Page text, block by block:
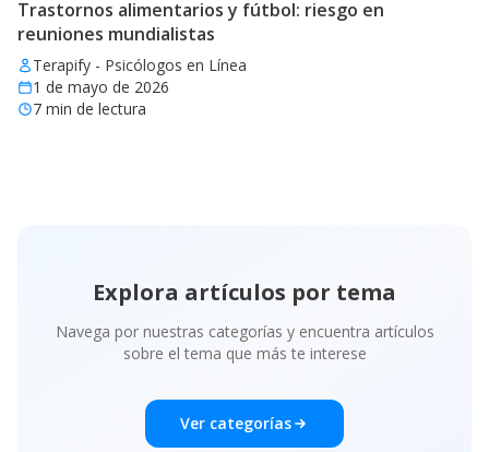
Trastornos alimentarios y fútbol: riesgo en
reuniones mundialistas
Terapify - Psicólogos en Línea
1 de mayo de 2026
7 min de lectura
Explora artículos por tema
Navega por nuestras categorías y encuentra artículos
sobre el tema que más te interese
Ver categorías